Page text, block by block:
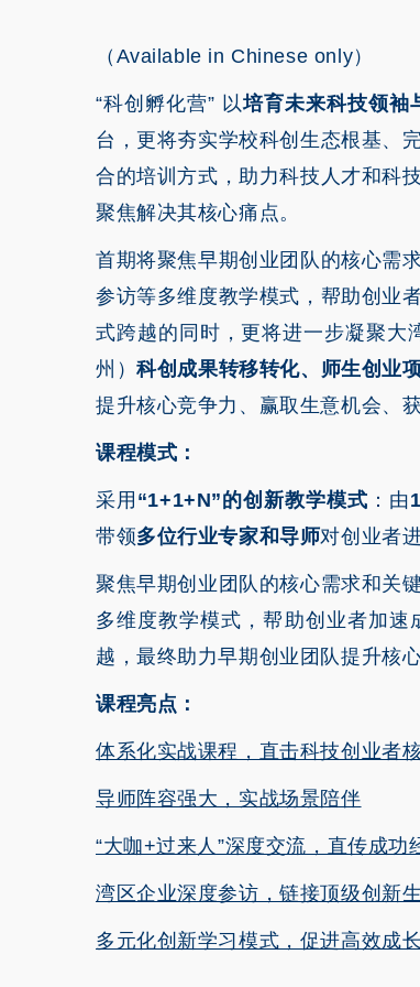
（Available in Chinese only）
“科创孵化营” 以培育未来科技领袖
台，更将夯实学校科创生态根基、
合的培训方式，助力科技人才和科
聚焦解决其核心痛点。
首期将聚焦早期创业团队的核心需
参访等多维度教学模式，帮助创业
式跨越的同时，更将进一步凝聚大
州）科创成果转移转化、师生创业
提升核心竞争力、赢取生意机会、
课程模式：
采用 “1+1+N”的创新教学模式 ：由
带领多位行业专家和导师对创业者
聚焦早期创业团队的核心需求和关
多维度教学模式，帮助创业者加
越，最终助力早期创业团队提升核
课程亮点：
体系化实战课程，直击科技创业者
导师阵容强大，实战场景陪伴
“大咖+过来人”深度交流，直传成功
湾区企业深度参访，链接顶级创新
多元化创新学习模式，促进高效成